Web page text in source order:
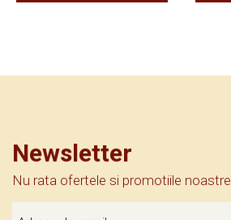
Newsletter
Nu rata ofertele si promotiile noastre